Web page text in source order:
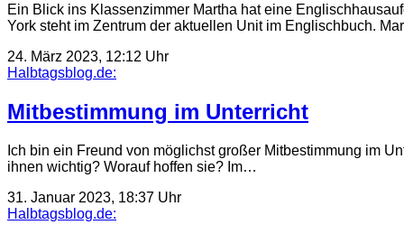
Ein Blick ins Klassenzimmer Martha hat eine
York steht im Zentrum der aktuellen Unit im Englischbuch.
24. März 2023, 12:12 Uhr
Halbtagsblog.de:
Mitbestimmung im Unterricht
Ich bin ein Freund von möglichst großer Mitbestimmung im
ihnen wichtig? Worauf hoffen sie? Im…
31. Januar 2023, 18:37 Uhr
Halbtagsblog.de: